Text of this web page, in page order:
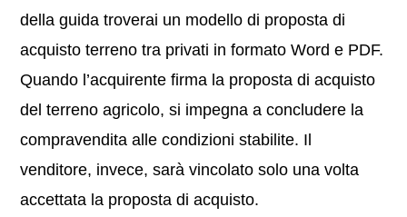
della guida troverai un modello di proposta di
acquisto terreno tra privati in formato Word e PDF.
Quando l’acquirente firma la proposta di acquisto
del terreno agricolo, si impegna a concludere la
compravendita alle condizioni stabilite. Il
venditore, invece, sarà vincolato solo una volta
accettata la proposta di acquisto.